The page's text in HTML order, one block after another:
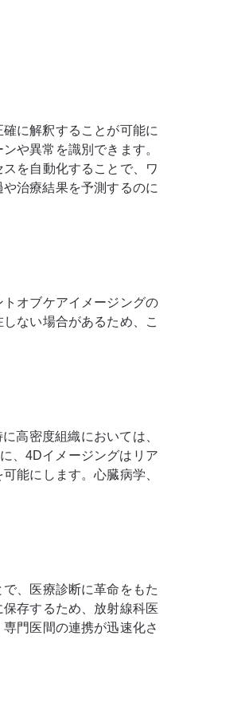
に解釈することが可能に
や異常を識別できます。
を自動化することで、ワ
治療結果を予測するのに
オブケアイメージングの
ない場合があるため、こ
高密度組織においては、
、4Dイメージングは​​リア
能にします。心臓病学、
、医療診断に革命をもた
存するため、放射線科医
門医間の連携が迅速化さ